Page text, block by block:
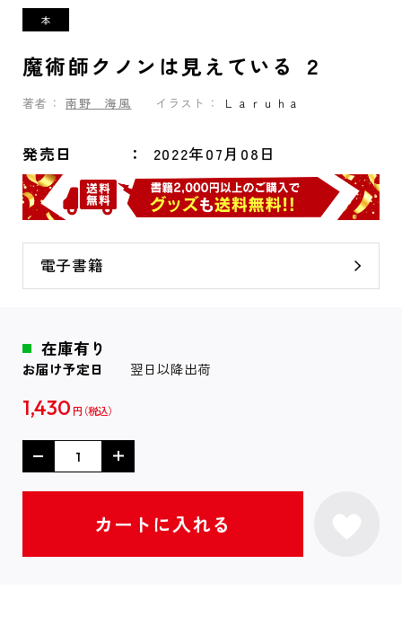
魔術師クノンは見えている ２
著者： 南野 海風 イラスト： Ｌａｒｕｈａ
発売日 2022年07月08日
電子書籍
在庫有り
お届け予定日 翌日以降出荷
1,430 円